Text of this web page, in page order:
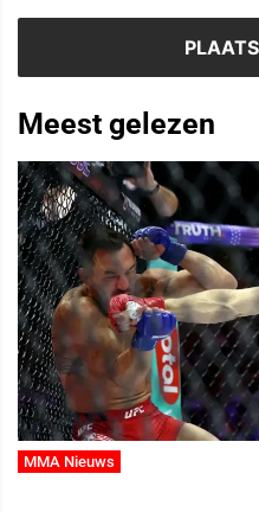
Meest gelezen
MMA Nieuws